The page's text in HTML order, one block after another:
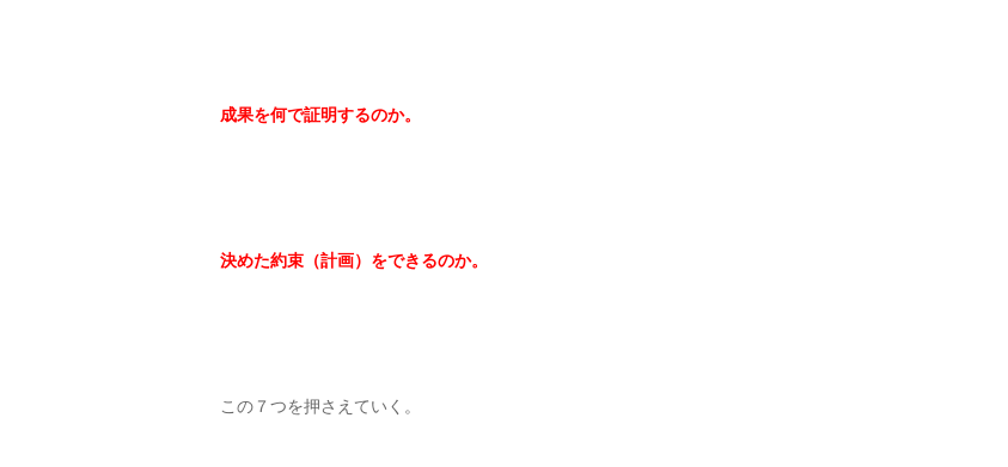
成果を何で証明するのか。
決めた約束（計画）をできるのか。
この７つを押さえていく。